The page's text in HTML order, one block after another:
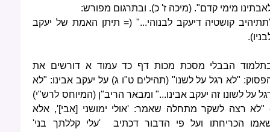
מימי קדם". (מיכה ז' כ). ובתרגום מפורש:
קושטיה דיעקב לבנוהי..." (= תיתן האמת של יעקב
הבבלי מסכת מכות דף כד עמוד א דורשים את
"לא רגל על לשנו" (תהילים ט"ו ג) על יעקב אבינו: "לא
על לשונו זה יעקב אבינו..." ומבאר הריב"ן (המיוחס לרש"י)
"לא רצה לשקר מתחלה שאמר: 'אולי ימושני [אבי]', אלא
הכריחתו ועל פי הדבור דכתיב 'עלי קללתך בני'